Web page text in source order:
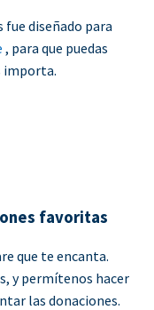
diseñado para
, para que puedas
importa.
favoritas
que te encanta.
y permítenos hacer
las donaciones.